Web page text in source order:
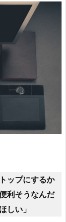
ップにするか
利そうなんだ
しい」